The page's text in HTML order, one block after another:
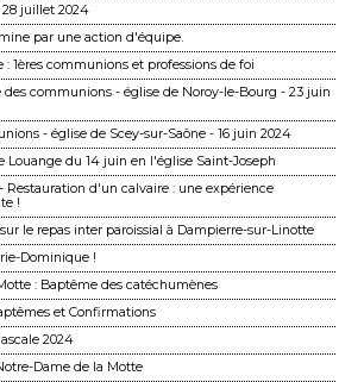
juillet 2024
par une action d'équipe.
: 1ères communions et professions de foi
des communions - église de Noroy-le-Bourg - 23 juin
- église de Scey-sur-Saône - 16 juin 2024
Louange du 14 juin en l'église Saint-Joseph
Restauration d'un calvaire : une expérience
!
le repas inter paroissial à Dampierre-sur-Linotte
Dominique !
: Baptême des catéchumènes
et Confirmations
2024
Dame de la Motte